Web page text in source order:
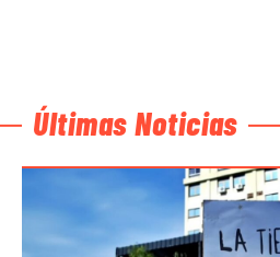
Últimas Noticias